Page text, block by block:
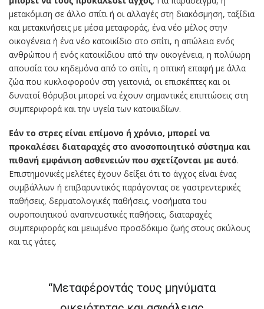
μετακόμιση σε άλλο σπίτι ή οι αλλαγές στη διακόσμηση, ταξίδια
και μετακινήσεις με μέσα μεταφοράς, ένα νέο μέλος στην
οικογένεια ή ένα νέο κατοικίδιο στο σπίτι, η απώλεια ενός
ανθρώπου ή ενός κατοικίδιου από την οικογένεια, η πολύωρη
απουσία του κηδεμόνα από το σπίτι, η οπτική επαφή με άλλα
ζώα που κυκλοφορούν στη γειτονιά, οι επισκέπτες και οι
δυνατοί θόρυβοι μπορεί να έχουν σημαντικές επιπτώσεις στη
συμπεριφορά και την υγεία των κατοικιδίων.
Εάν το στρες είναι επίμονο ή χρόνιο, μπορεί να
προκαλέσει διαταραχές στο ανοσοποιητικό σύστημα και
πιθανή εμφάνιση ασθενειών που σχετίζονται με αυτό.
Επιστημονικές μελέτες έχουν δείξει ότι το άγχος είναι ένας
συμβάλλων ή επιβαρυντικός παράγοντας σε γαστρεντερικές
παθήσεις, δερματολογικές παθήσεις, νοσήματα του
ουροποιητικού αναπνευστικές παθήσεις, διαταραχές
συμπεριφοράς και μειωμένο προσδόκιμο ζωής στους σκύλους
και τις γάτες.
“Μεταφέροντάς τους μηνύματα